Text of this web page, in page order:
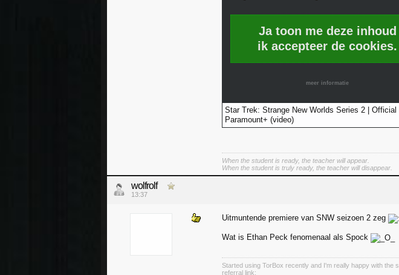
Ja toon me deze inhoud
ik accepteer de cookies.
meer informatie
Star Trek: Strange New Worlds Series 2 | Official
Paramount+ (video)
When the student is ready, the teacher will appear.
When the student is truly ready, the teacher will disappear.
wolfrolf
13:37
Uitmuntende premiere van SNW seizoen 2 zeg
Wat is Ethan Peck fenomenaal als Spock
Started using TorBox recently and I'm really happy with
referral link: